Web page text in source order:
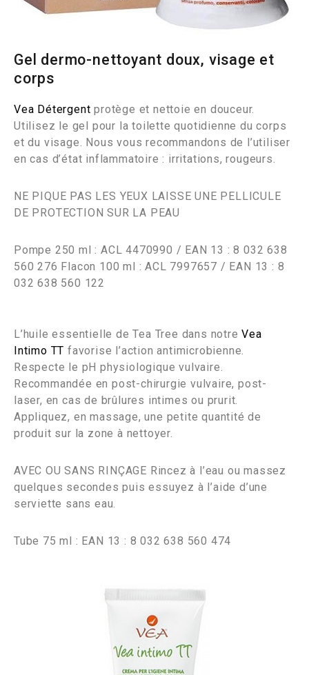
Gel dermo-nettoyant doux, visage et
corps
Vea Détergent protège et nettoie en douceur.
Utilisez le gel pour la toilette quotidienne du corps
et du visage. Nous vous recommandons de l’utiliser
en cas d’état inflammatoire : irritations, rougeurs.
NE PIQUE PAS LES YEUX LAISSE UNE PELLICULE
DE PROTECTION SUR LA PEAU
Pompe 250 ml : ACL 4470990 / EAN 13 : 8 032 638
560 276 Flacon 100 ml : ACL 7997657 / EAN 13 : 8
032 638 560 122
L’huile essentielle de Tea Tree dans notreVea
Intimo TT favorise l’action antimicrobienne.
Respecte le pH physiologique vulvaire.
Recommandée en post-chirurgie vulvaire, post-
laser, en cas de brûlures intimes ou prurit.
Appliquez, en massage, une petite quantité de
produit sur la zone à nettoyer.
AVEC OU SANS RINÇAGE Rincez à l’eau ou massez
quelques secondes puis essuyez à l’aide d’une
serviette sans eau.
Tube 75 ml : EAN 13 : 8 032 638 560 474